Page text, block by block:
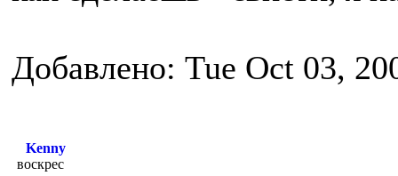
Добавлено: Tue Oct 03,
Kenny
воскрес